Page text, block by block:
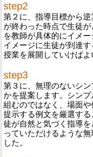
step2
第２に、指導目標から
が終わった時点で生徒
を教師が具体的にイメ
イメージに生徒が到達
授業を展開していけばよ
step3
第３に、無理のないシ
かを提案します。シン
組むのではなく、場面や
提示する例文を厳選す
徒が自然と気づく指導
っていただけるような
した。